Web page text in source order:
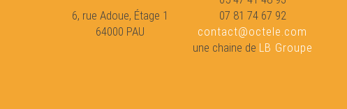
6, rue Adoue, Étage 1
64000 PAU
07 81 74 67 92
contact@octele.com
une chaine de LB Groupe